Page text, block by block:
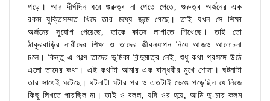
পড়ে। আর দীর্ঘদিন ধরে গুরুত্ব না পেতে পেতে, গুরুত্ব অর্জনের এক
রকম যুক্তিসম্মত খিদে তার মধ্যে জন্মে গেছে। তাই যখন সে শিক্ষা
অর্জনের সুযোগ পেয়েছে, তাকে কাজে লাগাতে শিখেছে। তাই তো
ঠাকুরবাড়ির নারীদের শিক্ষা ও তাদের জীবনযাপন নিয়ে আজও আলোচনা
চলে। কিন্তু এ গল্পে তাদের ভূমিকা বিন্দুমাত্র নেই, শুধু কথা প্রসঙ্গে উঠে
এলো তাদের কথা। এই কথাটা আমার এক বান্ধবীর মুখে শোনা। ঘটনাটা
তার সাথেই ঘটেছে। ঘটনাটা ঘটার পর ও এতটাই ভেঙে পড়েছিল যে নিজে
কিছু লিখতে পারছিল না। তাই ও বলল, যদি ওর হয়ে, আমি দু-চার কলম